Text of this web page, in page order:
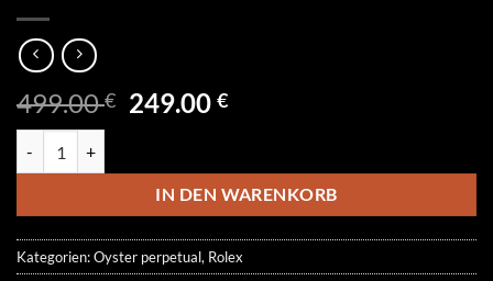
499.00€ Ursprünglicher
499.00 €
249.00€Aktueller
249.00 €.
IN DEN WARENKORB
Kategorien:Oyster perpetual, Rolex